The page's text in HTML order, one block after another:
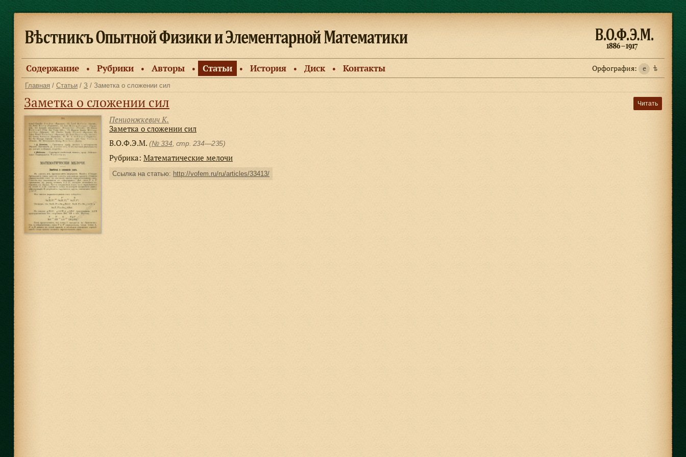
Содержание ● Рубрики ● Авторы ● Статьи ● История ● Диск ● Контакты Орфография: e ѣ
Главная / Статьи / З / Заметка о сложении сил
Читать
Заметка о сложении сил
Пенионжкевич К.
Заметка о сложении сил
В.О.Ф.Э.М. (№ 334 , стр. 234—235)
Рубрика: Математические мелочи
Ссылка на статью: http://vofem.ru/ru/articles/33413/